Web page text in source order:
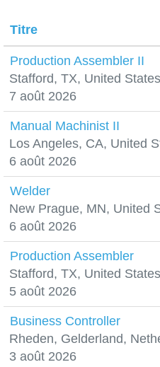
Titre
Production Assembler II
Stafford, TX, United
7 août 2026
Manual Machinist II
Los Angeles, CA, United
6 août 2026
Welder
New Prague, MN, United
6 août 2026
Production Assembler
Stafford, TX, United
5 août 2026
Business Controller
Rheden, Gelderland,
3 août 2026